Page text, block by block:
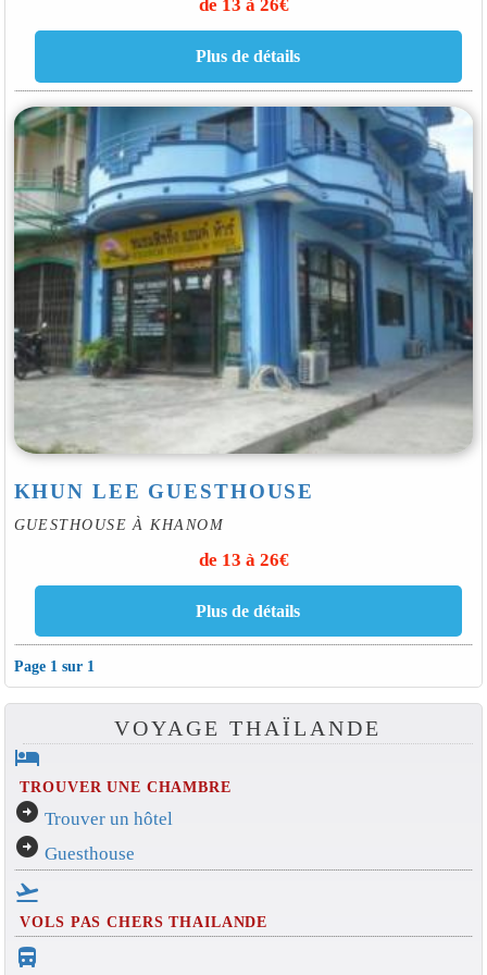
de 13 à 26€
KHUN LEE GUESTHOUSE
GUESTHOUSE À KHANOM
de 13 à 26€
Page 1 sur 1
VOYAGE THAÏLANDE
hotel
TROUVER UNE CHAMBRE
arrow_circle_right Trouver un hôtel
arrow_circle_right Guesthouse
flight_takeoff
VOLS PAS CHERS THAILANDE
directions_bus_filled